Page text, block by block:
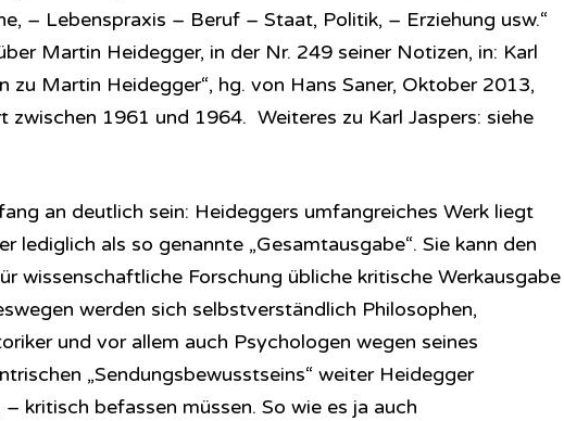
– Lebenspraxis – Beruf – Staat, Politik, – Erziehung usw.“
Martin Heidegger, in der Nr. 249 seiner Notizen, in: Karl
zu Martin Heidegger“, hg. von Hans Saner, Oktober 2013,
zwischen 1961 und 1964. Weiteres zu Karl Jaspers: siehe
an deutlich sein: Heideggers umfangreiches Werk liegt
lediglich als so genannte „Gesamtausgabe“. Sie kann den
wissenschaftliche Forschung übliche kritische Werkausgabe
werden sich selbstverständlich Philosophen,
und vor allem auch Psychologen wegen seines
„Sendungsbewusstseins“ weiter Heidegger
kritisch befassen müssen. So wie es ja auch